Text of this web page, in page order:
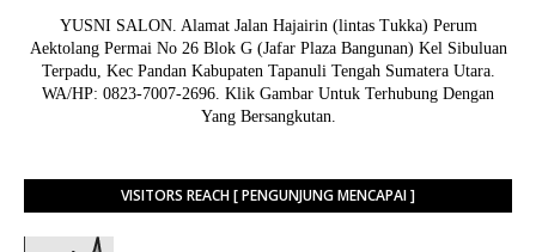
YUSNI SALON. Alamat Jalan Hajairin (lintas Tukka) Perum
Aektolang Permai No 26 Blok G (Jafar Plaza Bangunan) Kel Sibuluan
Terpadu, Kec Pandan Kabupaten Tapanuli Tengah Sumatera Utara.
WA/HP: 0823-7007-2696. Klik Gambar Untuk Terhubung Dengan
Yang Bersangkutan.
VISITORS REACH [ PENGUNJUNG MENCAPAI ]